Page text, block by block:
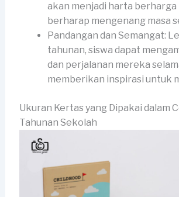
akan menjadi harta
berharap mengenang masa
Pandangan dan Semangat:
tahunan, siswa dapat
dan perjalanan mereka
memberikan inspirasi untuk
Ukuran Kertas yang Dipakai dalam
Tahunan Sekolah